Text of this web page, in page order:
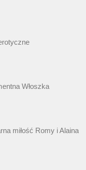
Włoszka
miłość Romy i Alaina